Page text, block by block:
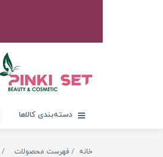
دسته‌بندی کالاها
خانه فهرست محصولات